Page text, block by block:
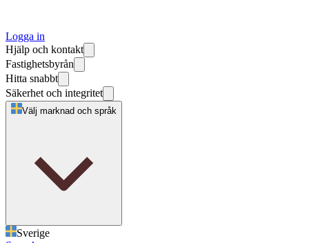
Logga in
Hjälp och kontakt
Fastighetsbyrån
Hitta snabbt
Säkerhet och integritet
Välj marknad och språk
Sverige